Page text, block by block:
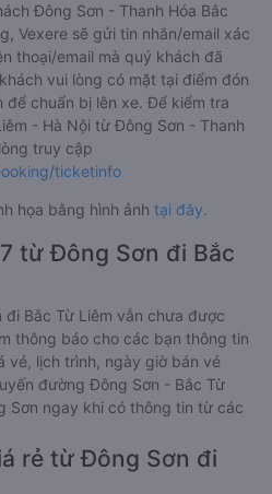
Đông Sơn - Thanh Hóa Bắc
Vexere sẽ gửi tin nhắn/email xác
thoại/email mà quý khách đã
vui lòng có mặt tại điểm đón
chuẩn bị lên xe. Để kiểm tra
- Hà Nội từ Đông Sơn - Thanh
truy cập
ticketinfo
họa bằng hình ảnh tại đây.
từ Đông Sơn đi Bắc
Bắc Từ Liêm vẫn chưa được
thông báo cho các bạn thông tin
vé, lịch trình, ngày giờ bán vé
đường Đông Sơn - Bắc Từ
Sơn ngay khi có thông tin từ các
rẻ từ Đông Sơn đi